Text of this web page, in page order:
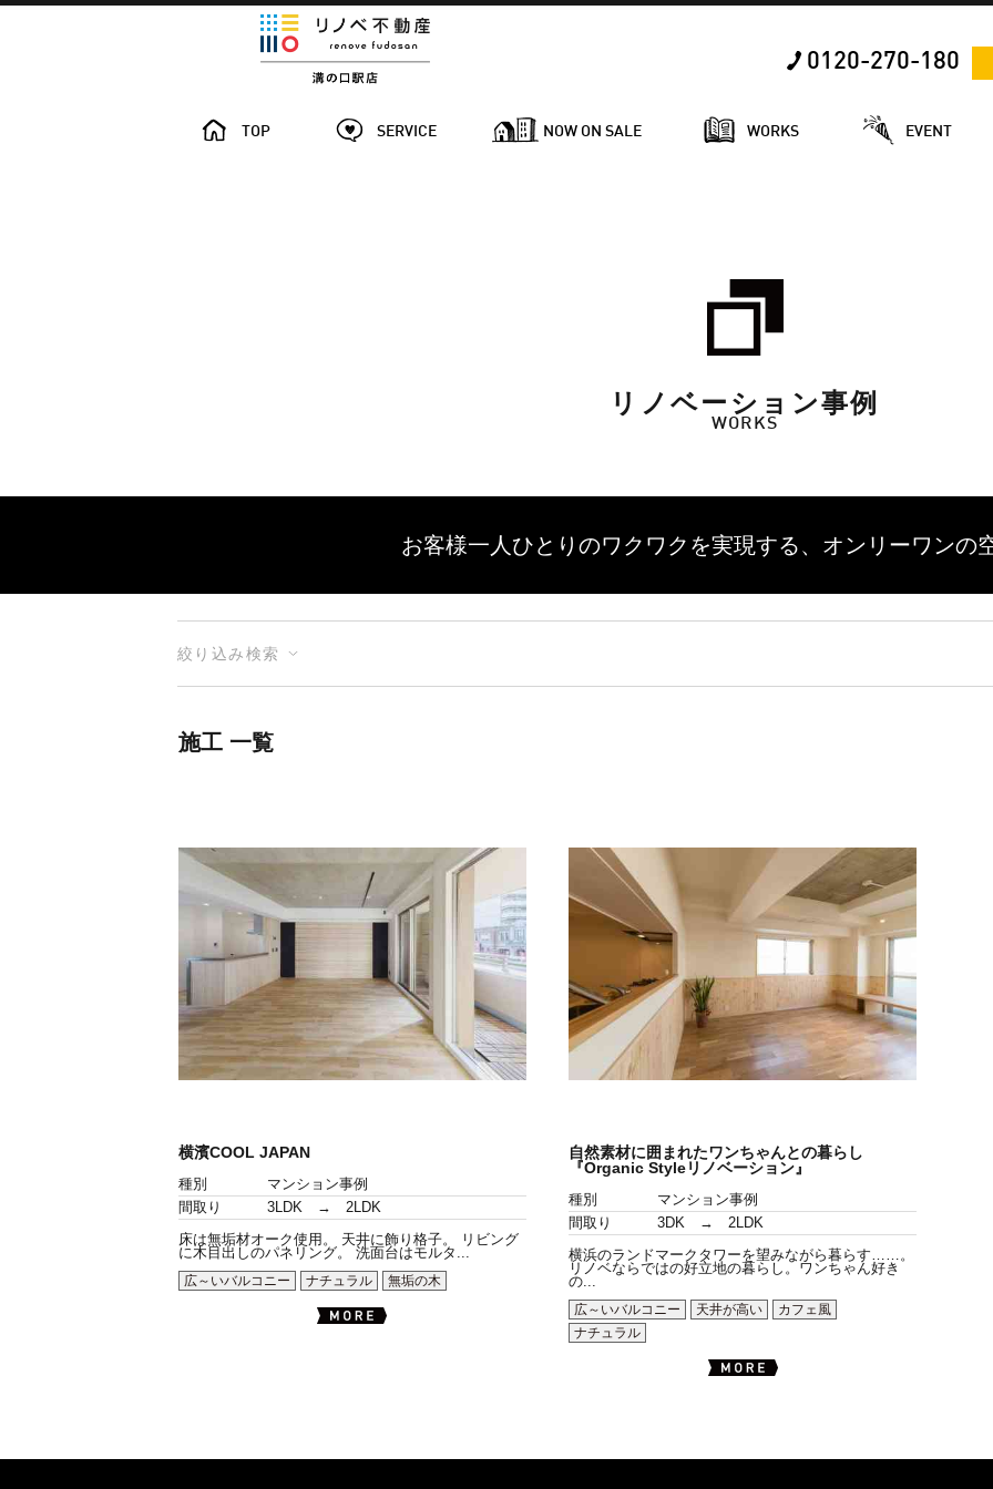
0120-270-180
TOP SERVICE NOW ON SALE WORKS EVENT
リノベーション事例
WORKS
お客様一人ひとりのワクワクを実現する、 オンリーワンの
絞り込み検索
施工 一覧
横濱COOL JAPAN
種別
マンション事例
間取り
3LDK → 2LDK
床は無垢材オーク使用。 天井に飾り格子。 リビング
に木目出しのパネリング。 洗面台はモルタ...
広～いバルコニー
ナチュラル 無垢の木
自然素材に囲まれたワンちゃんとの暮らし
『Organic Styleリノベーション』
種別
マンション事例
間取り
3DK → 2LDK
横浜のランドマークタワーを望みながら暮らす……。
リノベならではの好立地の暮らし。ワンちゃん好き
の...
広～いバルコニー
天井が高い
カフェ風
ナチュラル